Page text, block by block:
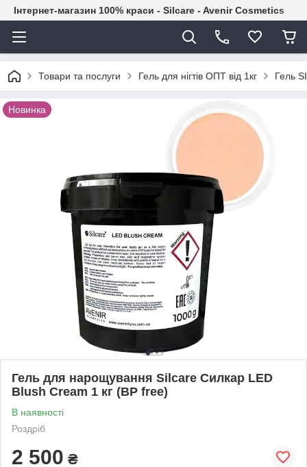
Інтернет-магазин 100% краси - Silcare - Avenir Cosmetics
Товари та послуги Гель для нігтів ОПТ від 1кг Гель
Новинка
Гель для нарощування Silcare Силкар LED
Blush Cream 1 кг (BP free)
В наявності
Роздріб
2 500 ₴